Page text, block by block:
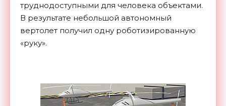
труднодоступными для человека объектами.
В результате небольшой автономный
вертолет получил одну роботизированную
«руку».